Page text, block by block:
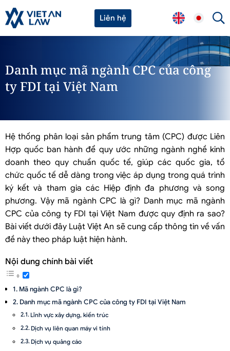
Liên hệ
Danh mục mã ngành CPC của công
ty FDI tại Việt Nam
Hệ thống phân loại sản phẩm trung tâm (CPC) được Liên
Hợp quốc ban hành để quy ước những ngành nghề kinh
doanh theo quy chuẩn quốc tế, giúp các quốc gia, tổ
chức quốc tế dễ dàng trong việc áp dụng trong quá trình
ký kết và tham gia các Hiệp định đa phương và song
phương. Vậy mã ngành CPC là gì? Danh mục mã ngành
CPC của công ty FDI tại Việt Nam được quy định ra sao?
Bài viết dưới đây Luật Việt An sẽ cung cấp thông tin về vấn
đề này theo pháp luật hiện hành.
Nội dung chính bài viết
Mã ngành CPC là gì?
Danh mục mã ngành CPC của công ty FDI tại Việt Nam
Lĩnh vực xây dựng, kiến trúc
Dịch vụ liên quan máy vi tính
Dịch vụ quảng cáo